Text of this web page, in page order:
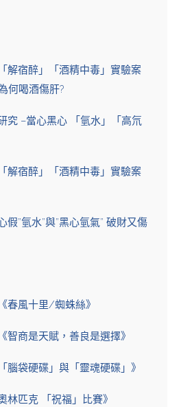
解宿醉」「酒精中毒」實驗案
何喝酒傷肝?
究 –當心黑心 「氫水」「高氘
解宿醉」「酒精中毒」實驗案
假”氫水”與”黑心氫氣” 破財又傷
春風十里/蜘蛛絲》
智商是天賦，善良是選擇》
腦袋硬碟」與「靈魂硬碟」》
林匹克 「祝福」比賽》